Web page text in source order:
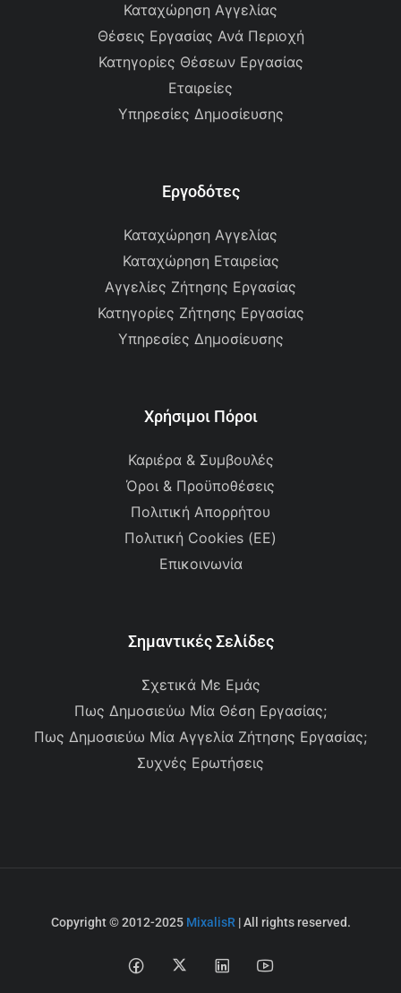
Καταχώρηση Αγγελίας
Θέσεις Εργασίας Ανά Περιοχή
Κατηγορίες Θέσεων Εργασίας
Εταιρείες
Υπηρεσίες Δημοσίευσης
Εργοδότες
Καταχώρηση Αγγελίας
Καταχώρηση Εταιρείας
Αγγελίες Ζήτησης Εργασίας
Κατηγορίες Ζήτησης Εργασίας
Υπηρεσίες Δημοσίευσης
Χρήσιμοι Πόροι
Καριέρα & Συμβουλές
Όροι & Προϋποθέσεις
Πολιτική Απορρήτου
Πολιτική Cookies (ΕΕ)
Επικοινωνία
Σημαντικές Σελίδες
Σχετικά Με Εμάς
Πως Δημοσιεύω Μία Θέση Εργασίας;
Πως Δημοσιεύω Μία Αγγελία Ζήτησης Εργασίας;
Συχνές Ερωτήσεις
Copyright © 2012-2025 MixalisR| All rights reserved.